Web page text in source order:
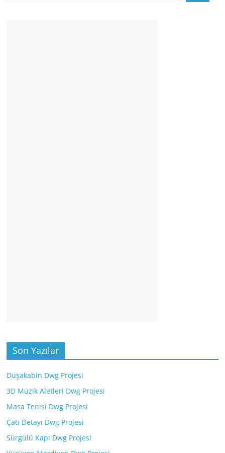
Son Yazılar
Duşakabin Dwg Projesi
3D Müzik Aletleri Dwg Projesi
Masa Tenisi Dwg Projesi
Çatı Detayı Dwg Projesi
Sürgülü Kapı Dwg Projesi